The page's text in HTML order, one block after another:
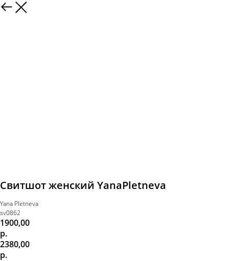
Свитшот женский YanaPletneva
Yana Pletneva
sv0862
1900,00
р.
2380,00
р.